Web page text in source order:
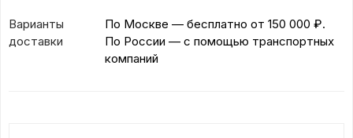
Варианты
доставки
По Москве — бесплатно от 150 000 ₽.
По России — с помощью транспортных
компаний